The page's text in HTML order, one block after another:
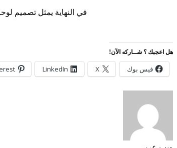
في النهاية يمثل تصميم
هل اعجبك ؟ شــاركه الآن!
فيس بوك X
LinkedIn